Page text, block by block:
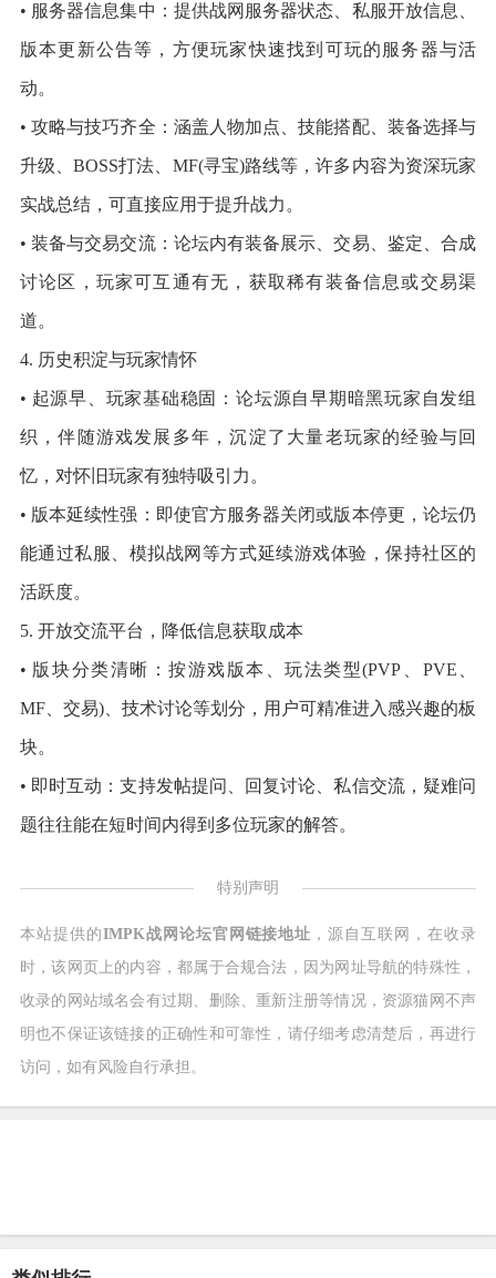
• 服务器信息集中：提供战网服务器状态、私服开放信息、
版本更新公告等，方便玩家快速找到可玩的服务器与活
动。
• 攻略与技巧齐全：涵盖人物加点、技能搭配、装备选择与
升级、BOSS打法、MF(寻宝)路线等，许多内容为资深玩家
实战总结，可直接应用于提升战力。
• 装备与交易交流：论坛内有装备展示、交易、鉴定、合成
讨论区，玩家可互通有无，获取稀有装备信息或交易渠
道。
4. 历史积淀与玩家情怀
• 起源早、玩家基础稳固：论坛源自早期暗黑玩家自发组
织，伴随游戏发展多年，沉淀了大量老玩家的经验与回
忆，对怀旧玩家有独特吸引力。
• 版本延续性强：即使官方服务器关闭或版本停更，论坛仍
能通过私服、模拟战网等方式延续游戏体验，保持社区的
活跃度。
5. 开放交流平台，降低信息获取成本
• 版块分类清晰：按游戏版本、玩法类型(PVP、PVE、
MF、交易)、技术讨论等划分，用户可精准进入感兴趣的板
块。
• 即时互动：支持发帖提问、回复讨论、私信交流，疑难问
题往往能在短时间内得到多位玩家的解答。
特别声明
本站提供的IMPK战网论坛官网链接地址 ，源自互联网，在收录
时，该网页上的内容，都属于合规合法，因为网址导航的特殊性，
收录的网站域名会有过期、删除、重新注册等情况，资源猫网不声
明也不保证该链接的正确性和可靠性，请仔细考虑清楚后，再进行
访问，如有风险自行承担。